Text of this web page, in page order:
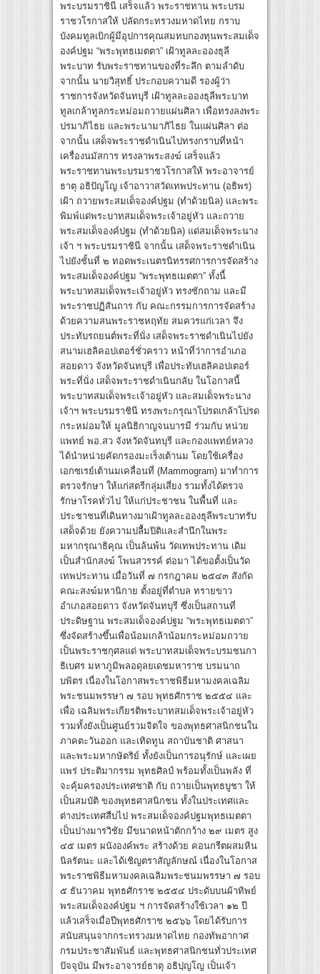
พระบรมราชินี เสร็จแล้ว พระราชทาน พระบรม
ราชวโรกาสให้ ปลัดกระทรวงมหาดไทย กราบ
บังคมทูลเบิกผู้มีอุปการคุณสมทบกองทุนพระสมเด็จ
องค์ปฐม “พระพุทธเมตตา” เฝ้าทูลละอองธุลี
พระบาท รับพระราชทานของที่ระลึก ตามลำดับ
จากนั้น นายวิสุทธิ์ ประกอบความดี รองผู้ว่า
ราชการจังหวัดจันทบุรี เฝ้าทูลละอองธุลีพระบาท
ทูลเกล้าทูลกระหม่อมถวายแผ่นศิลา เพื่อทรงลงพระ
ปรมาภิไธย และพระนามาภิไธย ในแผ่นศิลา ต่อ
จากนั้น เสด็จพระราชดำเนินไปทรงกราบที่หน้า
เครื่องนมัสการ ทรงลาพระสงฆ์ เสร็จแล้ว
พระราชทานพระบรมราชวโรกาสให้ พระอาจารย์
ธาตุ อธิปัญโญ เจ้าอาวาสวัดเทพประทาน (อธิพร)
เฝ้า ถวายพระสมเด็จองค์ปฐม (ทำด้วยนิล) และพระ
พิมพ์แด่พระบาทสมเด็จพระเจ้าอยู่หัว และถวาย
พระสมเด็จองค์ปฐม (ทำด้วยนิล) แด่สมเด็จพระนาง
เจ้า ฯ พระบรมราชินี จากนั้น เสด็จพระราชดำเนิน
ไปยังชั้นที่ ๒ ทอดพระเนตรนิทรรศการการจัดสร้าง
พระสมเด็จองค์ปฐม “พระพุทธเมตตา” ทั้งนี้
พระบาทสมเด็จพระเจ้าอยู่หัว ทรงซักถาม และมี
พระราชปฏิสันถาร กับ คณะกรรมการการจัดสร้าง
ด้วยความสนพระราชหฤทัย สมควรแก่เวลา จึง
ประทับรถยนต์พระที่นั่ง เสด็จพระราชดำเนินไปยัง
สนามเฮลิคอปเตอร์ชั่วคราว หน้าที่ว่าการอำเภอ
สอยดาว จังหวัดจันทบุรี เพื่อประทับเฮลิคอปเตอร์
พระที่นั่ง เสด็จพระราชดำเนินกลับ ในโอกาสนี้
พระบาทสมเด็จพระเจ้าอยู่หัว และสมเด็จพระนาง
เจ้าฯ พระบรมราชินี ทรงพระกรุณาโปรดเกล้าโปรด
กระหม่อมให้ มูลนิธิกาญจนบารมี ร่วมกับ หน่วย
แพทย์ พอ.สว จังหวัดจันทบุรี และกองแพทย์หลวง
ได้นำหน่วยคัดกรองมะเร็งเต้านม โดยใช้เครื่อง
เอกซเรย์เต้านมเคลื่อนที่ (Mammogram) มาทำการ
ตรวจรักษา ให้แก่สตรีกลุ่มเสี่ยง รวมทั้งได้ตรวจ
รักษาโรคทั่วไป ให้แก่ประชาชน ในพื้นที่ และ
ประชาชนที่เดินทางมาเฝ้าทูลละอองธุลีพระบาทรับ
เสด็จด้วย ยังความปลื้มปิติและสำนึกในพระ
มหากรุณาธิคุณ เป็นล้นพ้น วัดเทพประทาน เดิม
เป็นสำนักสงฆ์ โพนสวรรค์ ต่อมา ได้ขอตั้งเป็นวัด
เทพประทาน เมื่อวันที่ ๗ กรกฎาคม ๒๕๔๓ สังกัด
คณะสงฆ์มหานิกาย ตั้งอยู่ที่ตำบล ทรายขาว
อำเภอสอยดาว จังหวัดจันทบุรี ซึ่งเป็นสถานที่
ประดิษฐาน พระสมเด็จองค์ปฐม “พระพุทธเมตตา”
ซึ่งจัดสร้างขึ้นเพื่อน้อมเกล้าน้อมกระหม่อมถวาย
เป็นพระราชกุศลแด่ พระบาทสมเด็จพระบรมชนกา
ธิเบศร มหาภูมิพลอดุลยเดชมหาราช บรมนาถ
บพิตร เนื่องในโอกาสพระราชพิธีมหามงคลเฉลิม
พระชนมพรรษา ๗ รอบ พุทธศักราช ๒๕๕๔ และ
เพื่อ เฉลิมพระเกียรติพระบาทสมเด็จพระเจ้าอยู่หัว
รวมทั้งยังเป็นศูนย์รวมจิตใจ ของพุทธศาสนิกชนใน
ภาคตะวันออก และเทิดทูน สถาบันชาติ ศาสนา
และพระมหากษัตริย์ ทั้งยังเป็นการอนุรักษ์ และเผย
แพร่ ประติมากรรม พุทธศิลป์ พร้อมทั้งเป็นพลัง ที่
จะคุ้มครองประเทศชาติ กับ ถวายเป็นพุทธบูชา ให้
เป็นสมบัติ ของพุทธศาสนิกชน ทั้งในประเทศและ
ต่างประเทศสืบไป พระสมเด็จองค์ปฐมพุทธเมตตา
เป็นปางมารวิชัย มีขนาดหน้าตักกว้าง ๒๙ เมตร สูง
๔๕ เมตร ผนังองค์พระ สร้างด้วย คอนกรีตผสมหิน
นิลรัตนะ และได้เชิญตราสัญลักษณ์ เนื่องในโอกาส
พระราชพิธีมหามงคลเฉลิมพระชนมพรรษา ๗ รอบ
๕ ธันวาคม พุทธศักราช ๒๕๕๔ ประดับบนผ้าทิพย์
พระสมเด็จองค์ปฐม ฯ การจัดสร้างใช้เวลา ๑๒ ปี
แล้วเสร็จเมื่อปีพุทธศักราช ๒๕๖๖ โดยได้รับการ
สนับสนุนจากกระทรวงมหาดไทย กองทัพอากาศ
กรมประชาสัมพันธ์ และพุทธศาสนิกชนทั่วประเทศ
ปัจจุบัน มีพระอาจารย์ธาตุ อธิปฺญโญ เป็นเจ้า